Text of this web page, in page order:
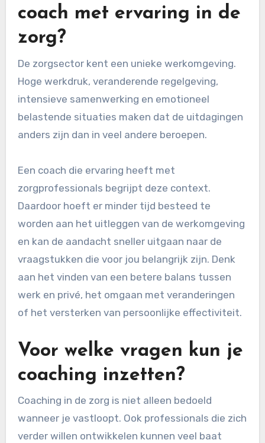
coach met ervaring in de
zorg?
De zorgsector kent een unieke werkomgeving.
Hoge werkdruk, veranderende regelgeving,
intensieve samenwerking en emotioneel
belastende situaties maken dat de uitdagingen
anders zijn dan in veel andere beroepen.
Een coach die ervaring heeft met
zorgprofessionals begrijpt deze context.
Daardoor hoeft er minder tijd besteed te
worden aan het uitleggen van de werkomgeving
en kan de aandacht sneller uitgaan naar de
vraagstukken die voor jou belangrijk zijn. Denk
aan het vinden van een betere balans tussen
werk en privé, het omgaan met veranderingen
of het versterken van persoonlijke effectiviteit.
Voor welke vragen kun je
coaching inzetten?
Coaching in de zorg is niet alleen bedoeld
wanneer je vastloopt. Ook professionals die zich
verder willen ontwikkelen kunnen veel baat